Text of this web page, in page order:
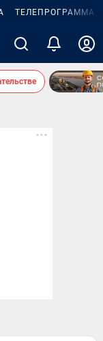
ТЕЛЕПРОГРАММА